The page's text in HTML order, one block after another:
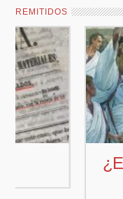
REMITIDOS
¿El
de